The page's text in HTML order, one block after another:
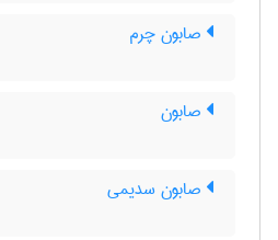
صابون چرم
صابون
صابون سدیمی